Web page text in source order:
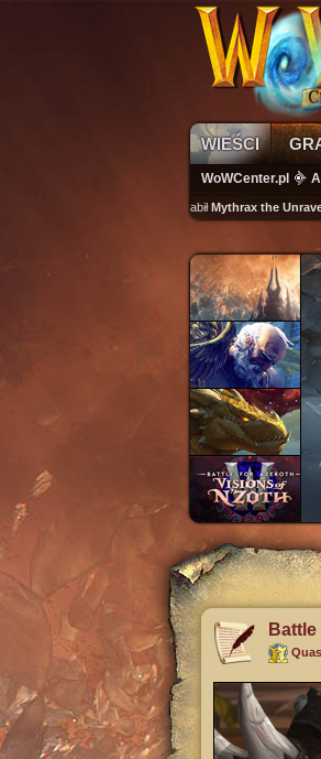
WIEŚCI
WoWCenter.pl
Mythrax the Unraveler